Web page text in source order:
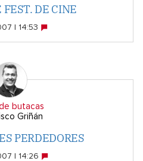
FEST. DE CINE
| 14:53
butacas
Griñán
PERDEDORES
| 14:26